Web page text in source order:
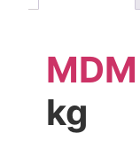
MDM
kg